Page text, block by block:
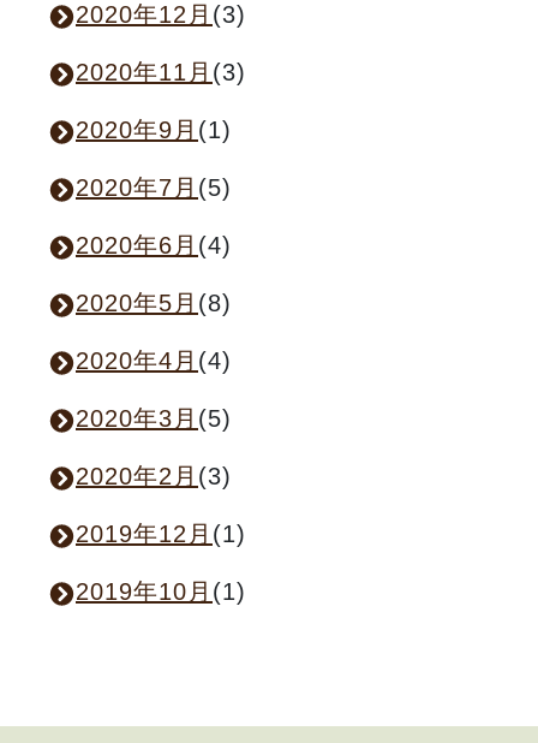
2020年12月 (3)
2020年11月 (3)
2020年9月 (1)
2020年7月 (5)
2020年6月 (4)
2020年5月 (8)
2020年4月 (4)
2020年3月 (5)
2020年2月 (3)
2019年12月 (1)
2019年10月 (1)